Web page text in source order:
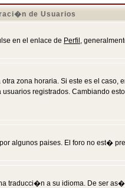
de Usuarios
en el enlace de Perfil ,
zona horaria. Si este es el
registrados. Cambiando
algunos paises. El foro no est�
traducci�n a su idioma. De ser